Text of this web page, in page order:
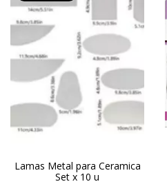
Lamas Metal para Ceramica
Set x 10 u